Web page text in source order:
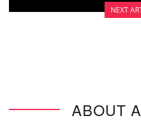
NEXT
ABOUT